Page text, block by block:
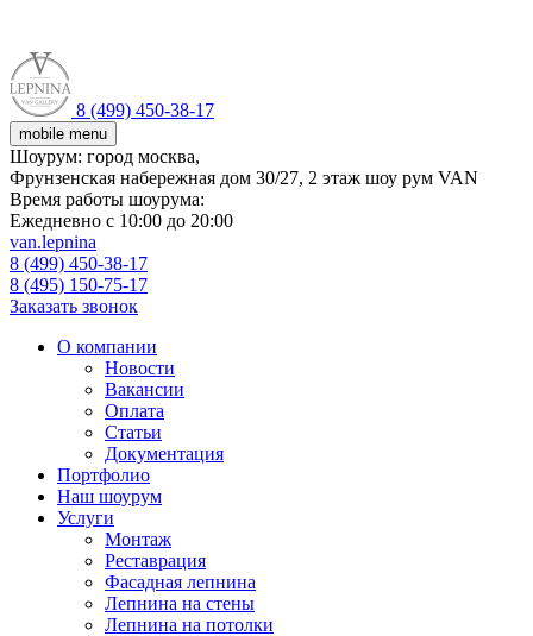
8 (499) 450-38-17
mobile menu
Шоурум: город москва,
Фрунзенская набережная дом 30/27, 2 этаж шоу рум VAN
Время работы шоурума:
Ежедневно с 10:00 до 20:00
van.lepnina
8 (499) 450-38-17
8 (495) 150-75-17
Заказать звонок
О компании
Новости
Вакансии
Оплата
Статьи
Документация
Портфолио
Наш шоурум
Услуги
Монтаж
Реставрация
Фасадная лепнина
Лепнина на стены
Лепнина на потолки